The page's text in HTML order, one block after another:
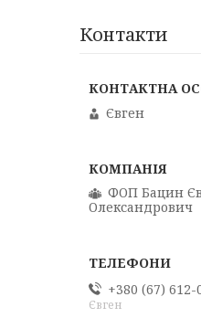
Контакти
Євген
ФОП Бацин
Олександрович
+380 (67) 612-
Євген